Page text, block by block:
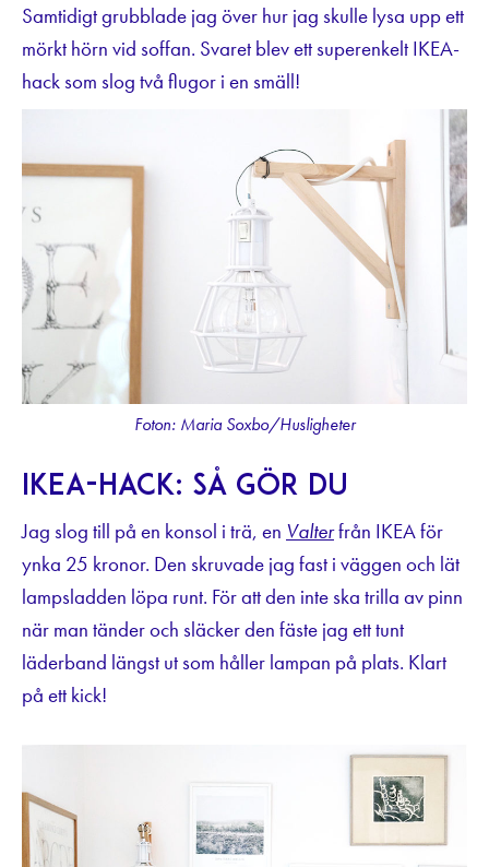
Samtidigt grubblade jag över hur jag skulle lysa upp ett
mörkt hörn vid soffan. Svaret blev ett superenkelt IKEA-
hack som slog två flugor i en smäll!
Foton: Maria Soxbo/Husligheter
IKEA-hack: Så gör du
Jag slog till på en konsol i trä, en Valterfrån IKEA för
ynka 25 kronor. Den skruvade jag fast i väggen och lät
lampsladden löpa runt. För att den inte ska trilla av pinn
när man tänder och släcker den fäste jag ett tunt
läderband längst ut som håller lampan på plats. Klart
på ett kick!